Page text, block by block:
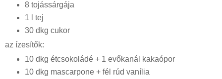
8 tojássárgája
1 l tej
30 dkg cukor
az ízesítők:
10 dkg étcsokoládé + 1 evőkanál kakaópor
10 dkg mascarpone + fél rúd vanília